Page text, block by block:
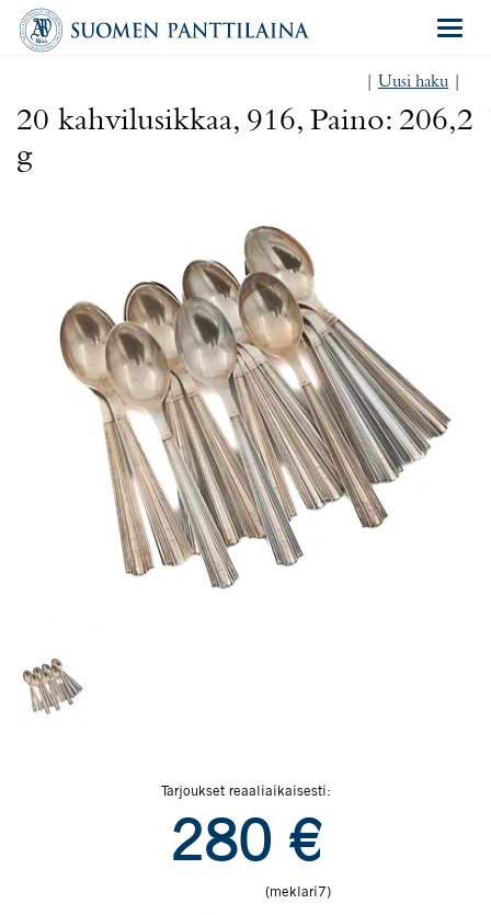
Uusi haku
20 kahvilusikkaa, 916, Paino: 206,2
g
Tarjoukset reaaliaikaisesti:
280 €
(meklari7)